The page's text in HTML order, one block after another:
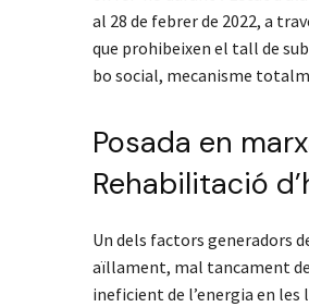
al 28 de febrer de 2022, a
que prohibeixen el tall de
bo social, mecanisme
Posada en
Rehabilitació
Un dels factors generadors
aïllament, mal tancament
ineficient de l’energia en les